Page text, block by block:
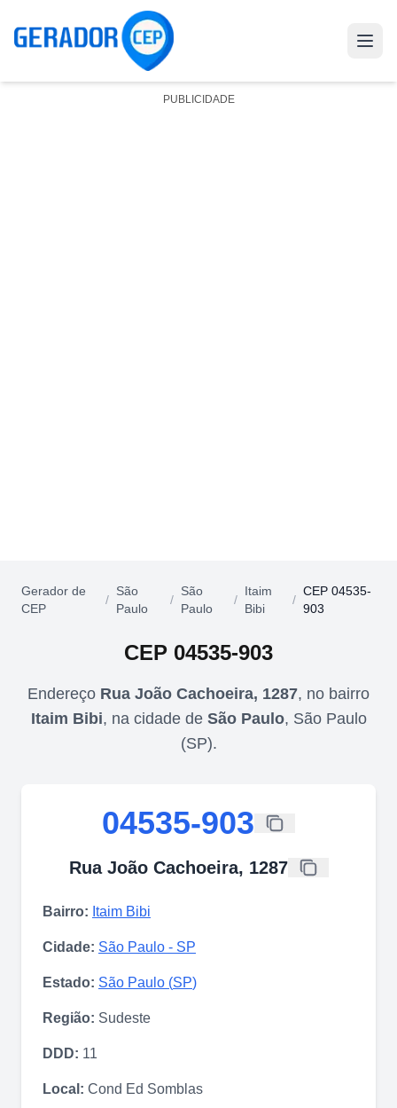
PUBLICIDADE
Gerador de
CEP
/
São
Paulo
/
São
Paulo
/
Itaim
Bibi
/
CEP 04535-
903
CEP 04535-903
Endereço Rua João Cachoeira, 1287, no bairro
Itaim Bibi, na cidade de São Paulo, São Paulo
(SP).
04535-903
Rua João Cachoeira, 1287
Bairro: Itaim Bibi
Cidade: São Paulo - SP
Estado: São Paulo (SP)
Região: Sudeste
DDD: 11
Local: Cond Ed Somblas